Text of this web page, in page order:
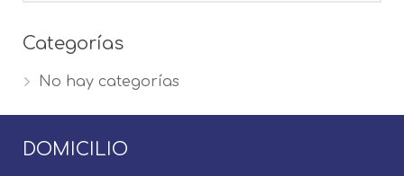
Categorías
No hay categorías
DOMICILIO